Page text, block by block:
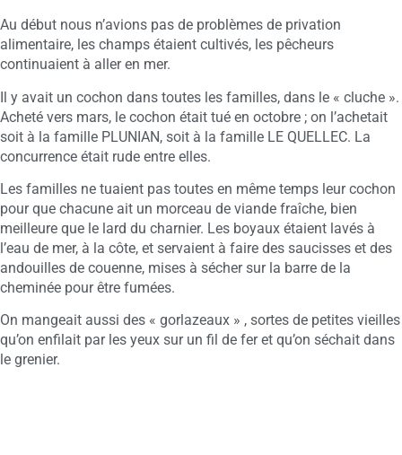
Au début nous n’avions pas de problèmes de privation
alimentaire, les champs étaient cultivés, les pêcheurs
continuaient à aller en mer.
Il y avait un cochon dans toutes les familles, dans le « cluche ».
Acheté vers mars, le cochon était tué en octobre ; on l’achetait
soit à la famille PLUNIAN, soit à la famille LE QUELLEC. La
concurrence était rude entre elles.
Les familles ne tuaient pas toutes en même temps leur cochon
pour que chacune ait un morceau de viande fraîche, bien
meilleure que le lard du charnier. Les boyaux étaient lavés à
l’eau de mer, à la côte, et servaient à faire des saucisses et des
andouilles de couenne, mises à sécher sur la barre de la
cheminée pour être fumées.
On mangeait aussi des « gorlazeaux » , sortes de petites vieilles
qu’on enfilait par les yeux sur un fil de fer et qu’on séchait dans
le grenier.